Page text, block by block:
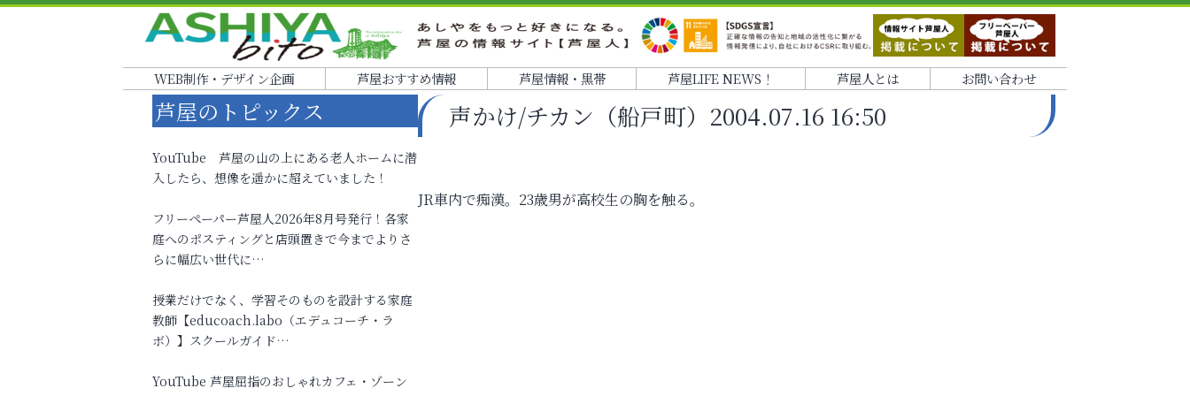
WEB制作・デザイン企画 芦屋おすすめ情報 芦屋情報・黒帯 芦屋LIFE NEWS！ 芦屋人とは お問い合わせ
声かけ/チカン（船戸町）2004.07.16 16:50
JR車内で痴漢。23歳男が高校生の胸を触る。
芦屋のトピックス
YouTube 芦屋の山の上にある老人ホームに潜
入したら、想像を遥かに超えていました！
フリーペーパー芦屋人2026年8月号発行！各家
庭へのポスティングと店頭置きで今までよりさ
らに幅広い世代に…
授業だけでなく、学習そのものを設計する家庭
教師【educoach.labo（エデュコーチ・ラ
ボ）】スクールガイド…
YouTube 芦屋屈指のおしゃれカフェ・ゾーン